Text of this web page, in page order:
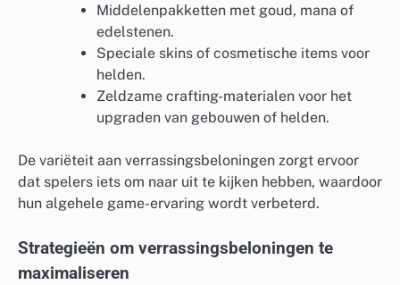
Middelenpakketten met goud, mana of
edelstenen.
Speciale skins of cosmetische items voor
helden.
Zeldzame crafting-materialen voor het
upgraden van gebouwen of helden.
De variëteit aan verrassingsbeloningen zorgt ervoor
dat spelers iets om naar uit te kijken hebben, waardoor
hun algehele game-ervaring wordt verbeterd.
Strategieën om verrassingsbeloningen te
maximaliseren